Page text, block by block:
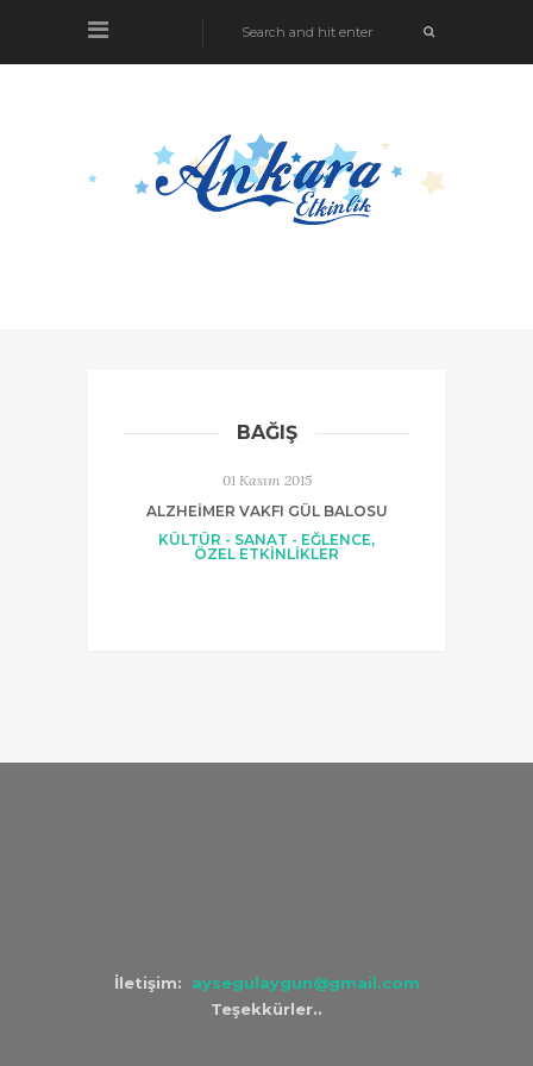
BAĞIŞ
01 Kasım 2015
ALZHEIMER VAKFI GÜL BALOSU
KÜLTÜR - SANAT - EĞLENCE,
ÖZEL ETKİNLİKLER
İletişim: aysegulaygun@gmail.com
Teşekkürler..